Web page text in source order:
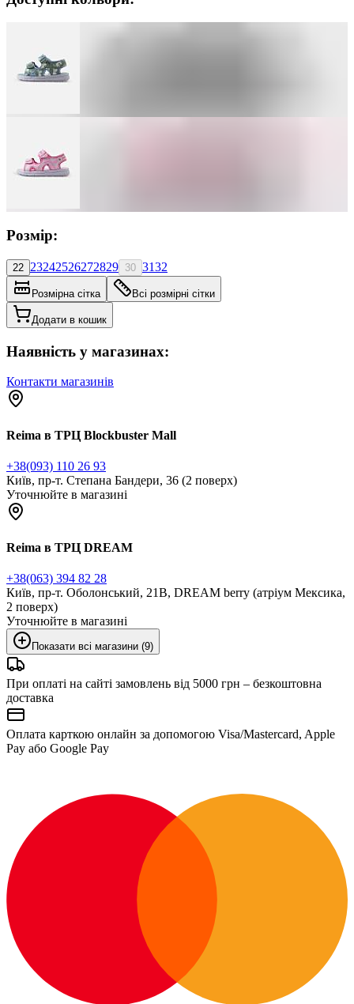
Розмір:
22 23242526272829 30 3132
Розмірна сітка Всі розмірні сітки
Додати в кошик
Наявність у магазинах:
Контакти магазинів
Reima в ТРЦ Blockbuster Mall
+38(093) 110 26 93
Київ, пр-т. Степана Бандери, 36 (2 поверх)
Уточнюйте в магазині
Reima в ТРЦ DREAM
+38(063) 394 82 28
Київ, пр-т. Оболонський, 21В, DREAM berry (атріум Мексика,
2 поверх)
Уточнюйте в магазині
Показати всі магазини (9)
При оплаті на сайті замовлень від 5000 грн – безкоштовна
доставка
Оплата карткою онлайн за допомогою Visa/Mastercard, Apple
Pay або Google Pay